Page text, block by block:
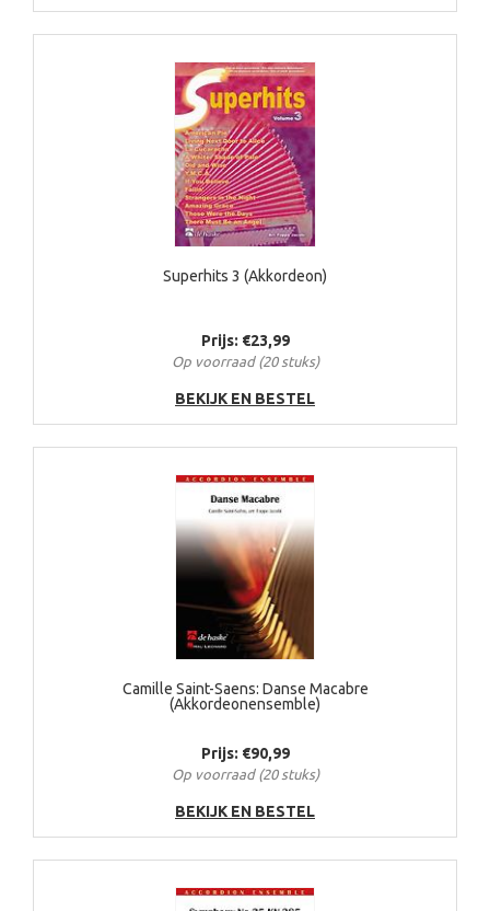
Superhits 3 (Akkordeon)
Prijs: €23,99
Op voorraad (20 stuks)
BEKIJK EN BESTEL
Camille Saint-Saens: Danse Macabre
(Akkordeonensemble)
Prijs: €90,99
Op voorraad (20 stuks)
BEKIJK EN BESTEL